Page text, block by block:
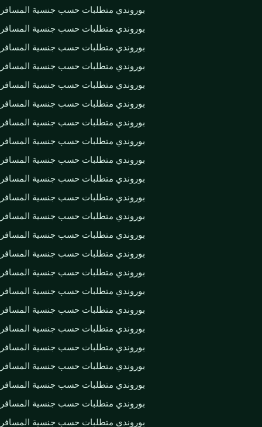
بوروندي متطلبات حسب جنسية المسافر
بوروندي متطلبات حسب جنسية المسافر
بوروندي متطلبات حسب جنسية المسافر
بوروندي متطلبات حسب جنسية المسافر
بوروندي متطلبات حسب جنسية المسافر
بوروندي متطلبات حسب جنسية المسافر
بوروندي متطلبات حسب جنسية المسافر
بوروندي متطلبات حسب جنسية المسافر
بوروندي متطلبات حسب جنسية المسافر
بوروندي متطلبات حسب جنسية المسافر
بوروندي متطلبات حسب جنسية المسافر
بوروندي متطلبات حسب جنسية المسافر
بوروندي متطلبات حسب جنسية المسافر
بوروندي متطلبات حسب جنسية المسافر
بوروندي متطلبات حسب جنسية المسافر
بوروندي متطلبات حسب جنسية المسافر
بوروندي متطلبات حسب جنسية المسافر
بوروندي متطلبات حسب جنسية المسافر
بوروندي متطلبات حسب جنسية المسافر
بوروندي متطلبات حسب جنسية المسافر
بوروندي متطلبات حسب جنسية المسافر
بوروندي متطلبات حسب جنسية المسافر
بوروندي متطلبات حسب جنسية المسافر